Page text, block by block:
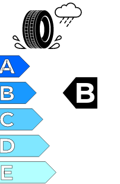
B
C
D
E
B